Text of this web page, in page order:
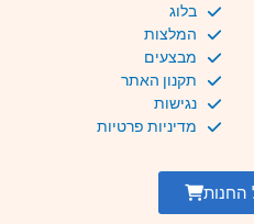
בלוג
המלצות
מבצעים
תקנון האתר
נגישות
מדיניות פרטיות
החנות